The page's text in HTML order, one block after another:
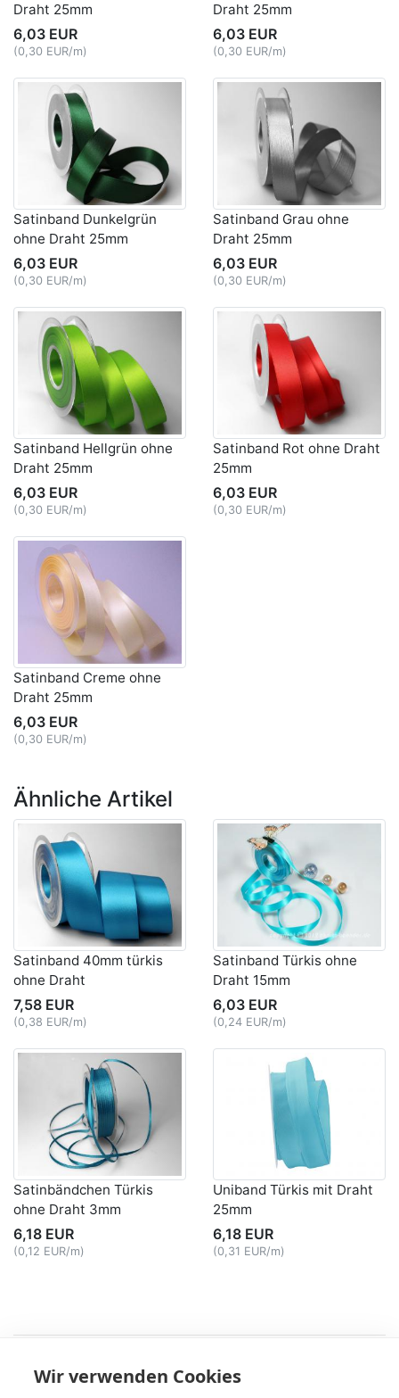
Draht 25mm
6,03 EUR
(0,30 EUR/m)
Draht 25mm
6,03 EUR
(0,30 EUR/m)
Satinband Dunkelgrün
ohne Draht 25mm
6,03 EUR
(0,30 EUR/m)
Satinband Grau ohne
Draht 25mm
6,03 EUR
(0,30 EUR/m)
Satinband Hellgrün ohne
Draht 25mm
6,03 EUR
(0,30 EUR/m)
Satinband Rot ohne Draht
25mm
6,03 EUR
(0,30 EUR/m)
Satinband Creme ohne
Draht 25mm
6,03 EUR
(0,30 EUR/m)
Ähnliche Artikel
Satinband 40mm türkis
ohne Draht
7,58 EUR
(0,38 EUR/m)
Satinband Türkis ohne
Draht 15mm
6,03 EUR
(0,24 EUR/m)
Satinbändchen Türkis
ohne Draht 3mm
6,18 EUR
(0,12 EUR/m)
Uniband Türkis mit Draht
25mm
6,18 EUR
(0,31 EUR/m)
AGB
| Widerruf & -formular | Datenschutz
Wir verwenden Cookies